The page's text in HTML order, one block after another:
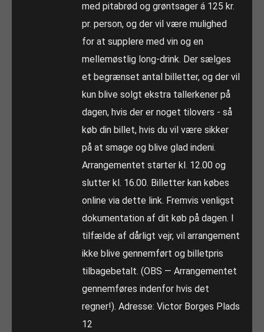
med pitabrød og grøntsager á 125 kr.
pr. person, og der vil være mulighed
for at supplere med vin og en
mellemøstlig long-drink. Der sælges
et begrænset antal billetter, og der vil
kun blive solgt ekstra tallerkener på
dagen, hvis der er noget tilovers - så
køb din billet, hvis du vil være sikker
på at smage og blive glad indeni.
Arrangementet starter kl. 12.00 og
slutter kl. 16.00. Billetter kan købes
online via dette link. Fremvis venligst
dokumentation af dit køb på dagen. I
tilfælde af dårligt vejr, vil arrangement
ikke blive gennemført og billetpris
tilbagebetalt. (OBS — Arrangementet
gennemføres indenfor hvis det
regner!). Adresse: Victor Borges Plads
12